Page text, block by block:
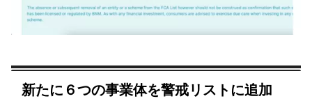
新たに６つの事業体を警戒リストに追加